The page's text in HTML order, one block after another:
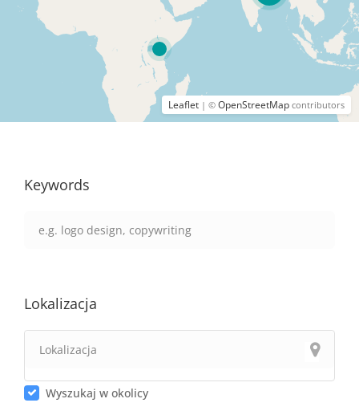
Leaflet | © OpenStreetMap contributors
Keywords
Lokalizacja
Wyszukaj w okolicy